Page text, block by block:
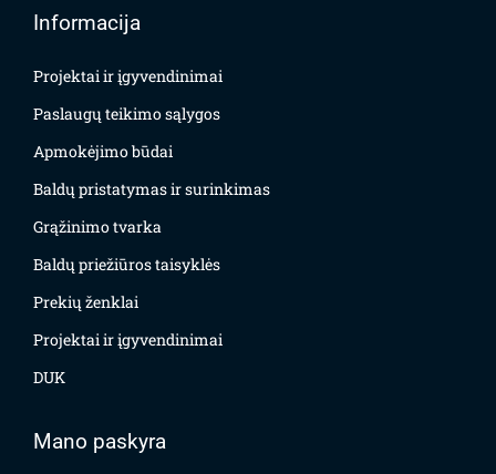
Informacija
Projektai ir įgyvendinimai
Paslaugų teikimo sąlygos
Apmokėjimo būdai
Baldų pristatymas ir surinkimas
Grąžinimo tvarka
Baldų priežiūros taisyklės
Prekių ženklai
Projektai ir įgyvendinimai
DUK
Mano paskyra